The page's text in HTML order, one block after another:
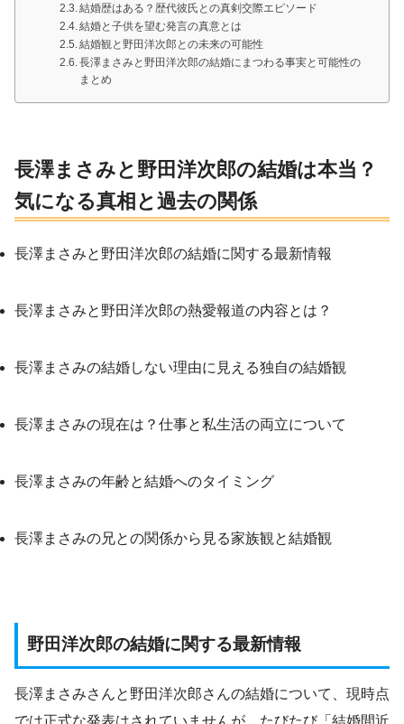
結婚歴はある？歴代彼氏との真剣交際エピソード
結婚と子供を望む発言の真意とは
結婚観と野田洋次郎との未来の可能性
長澤まさみと野田洋次郎の結婚にまつわる事実と可能性の
まとめ
長澤まさみと野田洋次郎の結婚は本当？
気になる真相と過去の関係
長澤まさみと野田洋次郎の結婚に関する最新情報
長澤まさみと野田洋次郎の熱愛報道の内容とは？
長澤まさみの結婚しない理由に見える独自の結婚観
長澤まさみの現在は？仕事と私生活の両立について
長澤まさみの年齢と結婚へのタイミング
長澤まさみの兄との関係から見る家族観と結婚観
野田洋次郎の結婚に関する最新情報
長澤まさみさんと野田洋次郎さんの結婚について、現時点
では正式な発表はされていませんが、たびたび「結婚間近